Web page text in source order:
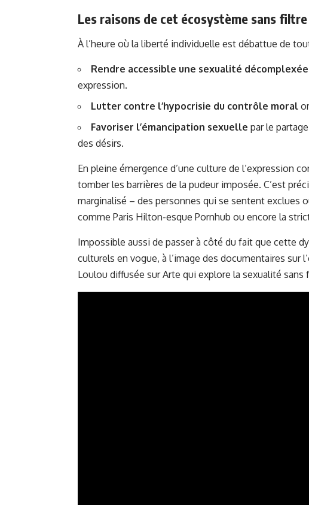
Les raisons de cet écosystème sans filtre
À l’heure où la liberté individuelle est débattue de
Rendre accessible une sexualité décomplexée
expression.
Lutter contre l’hypocrisie du contrôle moral
Favoriser l’émancipation sexuelle par le
des désirs.
En pleine émergence d’une culture de l’expression
tomber les barrières de la pudeur imposée. C’est
marginalisé – des personnes qui se sentent exclues
comme Paris Hilton-esque Pornhub ou encore la
Impossible aussi de passer à côté du fait que cette
culturels en vogue, à l’image des documentaires sur
Loulou diffusée sur Arte qui explore la sexualité sans